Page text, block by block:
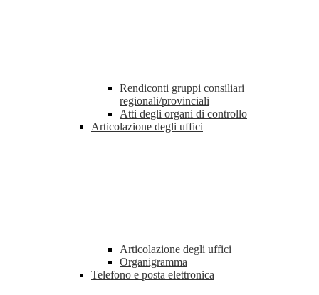
Rendiconti gruppi consiliari
regionali/provinciali
Atti degli organi di controllo
Articolazione degli uffici
Articolazione degli uffici
Organigramma
Telefono e posta elettronica